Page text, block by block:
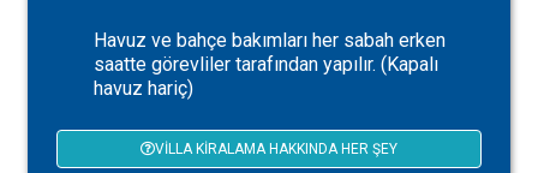
Havuz ve bahçe bakımları her sabah erken
saatte görevliler tarafından yapılır. (Kapalı
havuz hariç)
VILLA KIRALAMA HAKKINDA HER ŞEY